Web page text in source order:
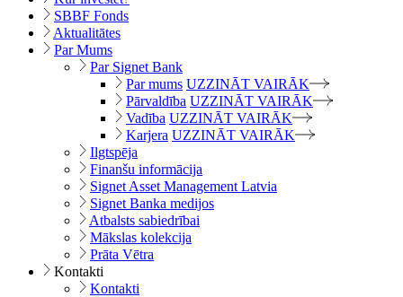
SBBF Fonds
Aktualitātes
Par Mums
Par Signet Bank
Par mums UZZINĀT VAIRĀK
Pārvaldība UZZINĀT VAIRĀK
Vadība UZZINĀT VAIRĀK
Karjera UZZINĀT VAIRĀK
Ilgtspēja
Finanšu informācija
Signet Asset Management Latvia
Signet Banka medijos
Atbalsts sabiedrībai
Mākslas kolekcija
Prāta Vētra
Kontakti
Kontakti